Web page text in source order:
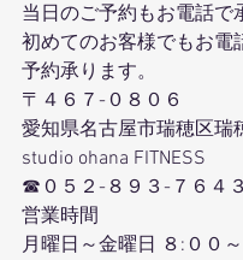
当日のご予約もお電話で
初めてのお客様でもお電
予約承ります。
〒４６７-０８０６
愛知県名古屋市瑞穂区瑞
studio ohana FITNESS
☎０５２-８９３-７６４３
営業時間
月曜日～金曜日 ８:００